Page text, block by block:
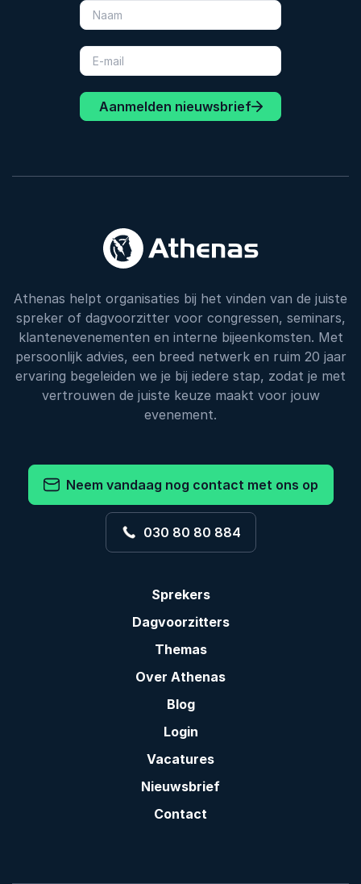
Aanmelden nieuwsbrief
Athenas helpt organisaties bij het vinden van de juiste
spreker of dagvoorzitter voor congressen, seminars,
klantenevenementen en interne bijeenkomsten. Met
persoonlijk advies, een breed netwerk en ruim 20 jaar
ervaring begeleiden we je bij iedere stap, zodat je met
vertrouwen de juiste keuze maakt voor jouw
evenement.
Neem vandaag nog contact met ons op
030 80 80 884
Sprekers
Dagvoorzitters
Themas
Over Athenas
Blog
Login
Vacatures
Nieuwsbrief
Contact